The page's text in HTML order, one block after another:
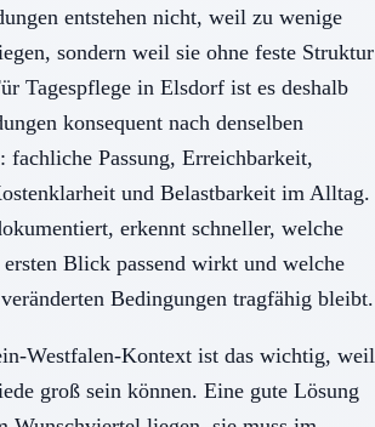
entstehen nicht, weil zu wenige
sondern weil sie ohne feste Struktur
Tagespflege in Elsdorf ist es deshalb
konsequent nach denselben
Passung, Erreichbarkeit,
und Belastbarkeit im Alltag.
erkennt schneller, welche
Blick passend wirkt und welche
Bedingungen tragfähig bleibt.
Westfalen-Kontext ist das wichtig, weil
groß sein können. Eine gute Lösung